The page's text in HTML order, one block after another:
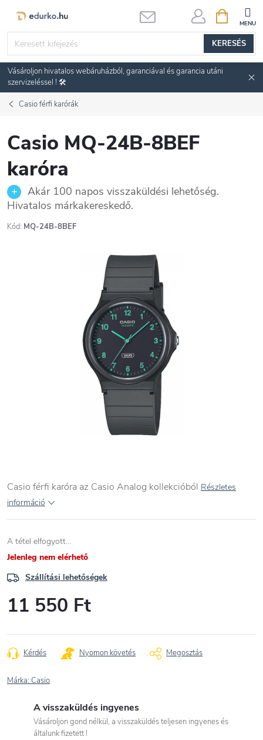
KERESÉS
KOSÁR
Vásároljon hivatalos webáruházból, garanciával és garancia utáni
szervizeléssel ! 🛠️
Casio férfi karórák
Casio MQ-24B-8BEF
karóra
Akár 100 napos visszaküldési lehetőség.
Hivatalos márkakereskedő.
Kód: MQ-24B-8BEF
Casio férfi karóra az Casio Analog kollekcióból Részletes
információ
A tétel elfogyott…
Jelenleg nem elérhető
Szállítási lehetőségek
11 550 Ft
Kérdés Nyomon követés Megosztás
Márka: Casio
A visszaküldés ingyenes
Vásároljon gond nélkül, a visszaküldés teljesen ingyenes és
általunk fizetett !